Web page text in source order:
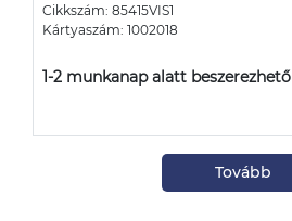
Cikkszám: 85415VIS1
Kártyaszám: 1002018
1-2 munkanap alatt beszerezhető
Tovább